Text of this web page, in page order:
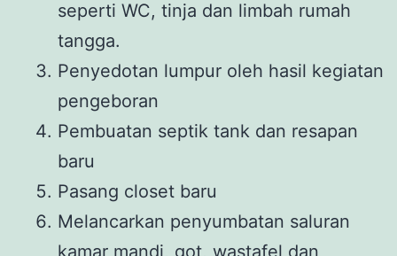
seperti WC, tinja dan limbah rumah
tangga.
Penyedotan lumpur oleh hasil kegiatan
pengeboran
Pembuatan septik tank dan resapan
baru
Pasang closet baru
Melancarkan penyumbatan saluran
kamar mandi, got, wastafel dan